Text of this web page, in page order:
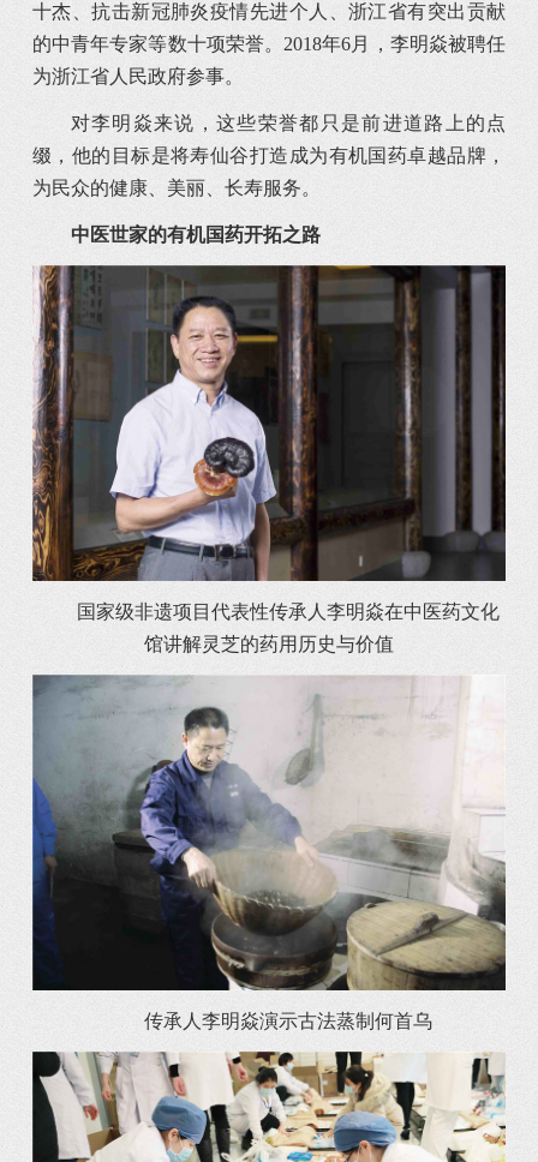
十杰、抗击新冠肺炎疫情先进个人、浙江省有突出贡献
的中青年专家等数十项荣誉。2018年6月，李明焱被聘任
为浙江省人民政府参事。
对李明焱来说，这些荣誉都只是前进道路上的点
缀，他的目标是将寿仙谷打造成为有机国药卓越品牌，
为民众的健康、美丽、长寿服务。
中医世家的有机国药开拓之路
国家级非遗项目代表性传承人李明焱在中医药文化
馆讲解灵芝的药用历史与价值
传承人李明焱演示古法蒸制何首乌